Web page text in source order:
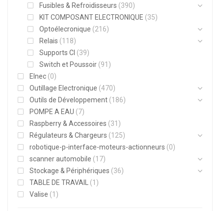
Fusibles & Refroidisseurs (390)
KIT COMPOSANT ELECTRONIQUE (35)
Optoélecronique (216)
Relais (118)
Supports CI (39)
Switch et Poussoir (91)
Elnec (0)
Outillage Electronique (470)
Outils de Développement (186)
POMPE A EAU (7)
Raspberry & Accessoires (31)
Régulateurs & Chargeurs (125)
robotique-p-interface-moteurs-actionneurs (0)
scanner automobile (17)
Stockage & Périphériques (36)
TABLE DE TRAVAIL (1)
Valise (1)